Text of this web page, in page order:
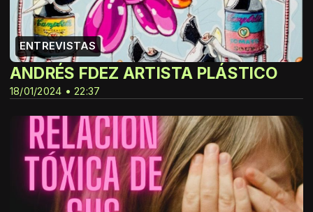
ENTREVISTAS
18/01/2024 • 22:37
ANDRÉS FDEZ ARTISTA PLÁSTICO